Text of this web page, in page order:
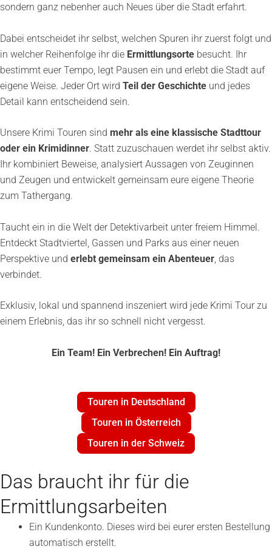
sondern ganz nebenher auch Neues über die Stadt erfahrt.
Dabei entscheidet ihr selbst, welchen Spuren ihr zuerst folgt und
in welcher Reihenfolge ihr die Ermittlungsorte besucht. Ihr
bestimmt euer Tempo, legt Pausen ein und erlebt die Stadt auf
eigene Weise. Jeder Ort wird Teil der Geschichte und jedes
Detail kann entscheidend sein.
Unsere Krimi Touren sind mehr als eine klassische Stadttour
oder ein Krimidinner. Statt zuzuschauen werdet ihr selbst aktiv.
Ihr kombiniert Beweise, analysiert Aussagen von Zeuginnen
und Zeugen und entwickelt gemeinsam eure eigene Theorie
zum Tathergang.
Taucht ein in die Welt der Detektivarbeit unter freiem Himmel.
Entdeckt Stadtviertel, Gassen und Parks aus einer neuen
Perspektive und erlebt gemeinsam ein Abenteuer , das
verbindet.
Exklusiv, lokal und spannend inszeniert wird jede Krimi Tour zu
einem Erlebnis, das ihr so schnell nicht vergesst.
Ein Team! Ein Verbrechen! Ein Auftrag!
Touren in Deutschland
Touren in Österreich
Touren in der Schweiz
Das braucht ihr für die
Ermittlungsarbeiten
Ein Kundenkonto. Dieses wird bei eurer ersten Bestellung
automatisch erstellt.